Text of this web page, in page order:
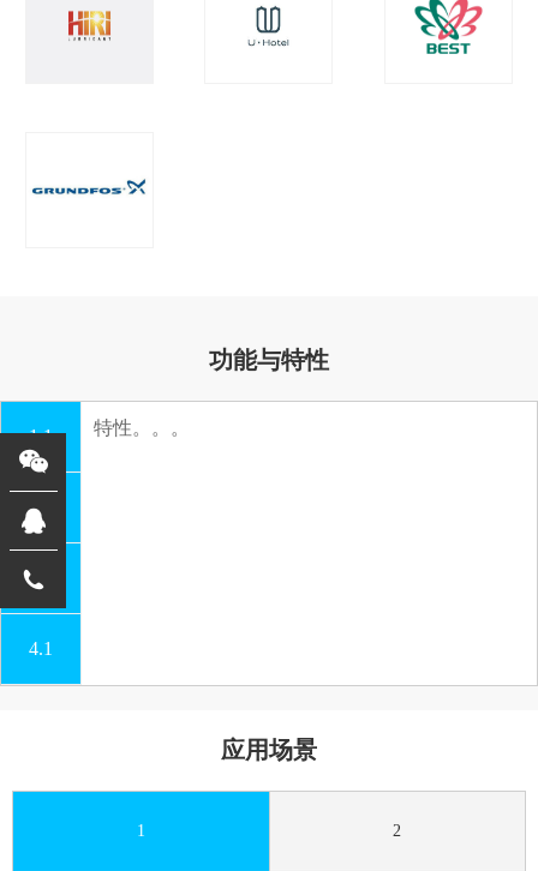
功能与特性
1.1
2.1
3.1
4.1
特性。。。
应用场景
1 2